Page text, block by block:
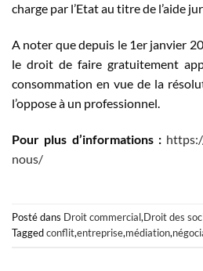
charge par l’Etat au titre de l’aide
A noter que depuis le 1er janvier
le droit de faire gratuitement
consommation en vue de la
l’oppose à un professionnel.
Pour plus d’informations :
nous/
Posté dans Droit commercial,Droit des
Taggedconflit,entreprise,médiation,